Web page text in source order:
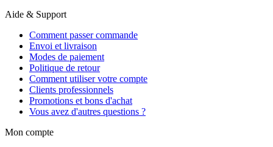
Aide & Support
Comment passer commande
Envoi et livraison
Modes de paiement
Politique de retour
Comment utiliser votre compte
Clients professionnels
Promotions et bons d'achat
Vous avez d'autres questions ?
Mon compte